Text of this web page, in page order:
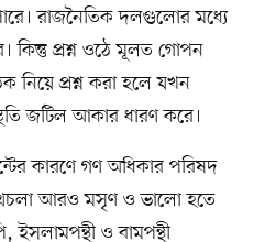
রাজনৈতিক দলগুলোর মধ্যে
কিন্তু প্রশ্ন ওঠে মূলত গোপন
প্রশ্ন করা হলে যখন
জটিল আকার ধারণ করে।
কারণে গণ অধিকার পরিষদ
আরও মসৃণ ও ভালো হতে
ও বামপন্থী